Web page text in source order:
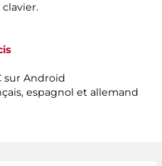
sur Android
espagnol et allemand